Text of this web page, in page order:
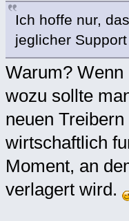
Ich hoffe nur,
jeglicher
Warum?
wozu sollte
neuen
wirtschaftlich
Moment, an
verlagert wird.